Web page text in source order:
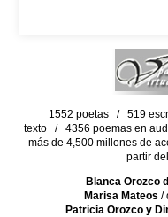
1552 poetas / 519
texto / 4356 poemas en
más de 4,500 millones de
partir
Blanca Orozco
Marisa Mateos /
Patricia Orozco y